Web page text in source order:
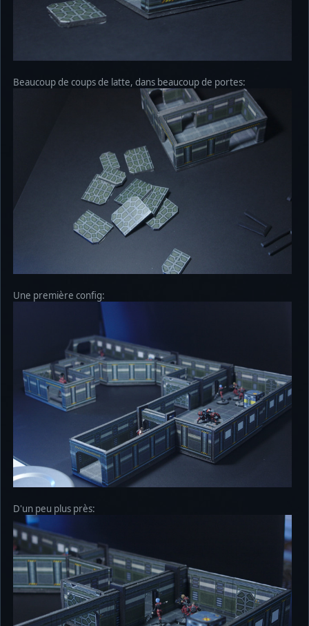
Beaucoup de coups de latte, dans beaucoup de portes:
Une première config:
D'un peu plus près: